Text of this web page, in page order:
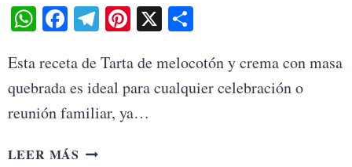
WhatsApp
Facebook
Telegram
Pinterest
X Share
Esta receta de Tarta de melocotón y crema con masa
quebrada es ideal para cualquier celebración o
reunión familiar, ya…
LEER MÁS TARTA